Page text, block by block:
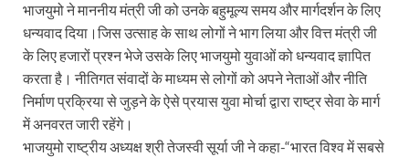
भाजयुमो ने माननीय मंत्री जी को उनके बहुमूल्य समय और मार्गदर्शन के लिए
धन्यवाद दिया।जिस उत्साह के साथ लोगों ने भाग लिया और वित्त मंत्री जी
के लिए हजारों प्रश्न भेजे उसके लिए भाजयुमो युवाओं को धन्यवाद ज्ञापित
करता है। नीतिगत संवादों के माध्यम से लोगों को अपने नेताओं और नीति
निर्माण प्रक्रिया से जुड़ने के ऐसे प्रयास युवा मोर्चा द्वारा राष्ट्र सेवा के मार्ग
में अनवरत जारी रहेंगे।
भाजयुमो राष्ट्रीय अध्यक्ष श्री तेजस्वी सूर्या जी ने कहा-“भारत विश्व में सबसे